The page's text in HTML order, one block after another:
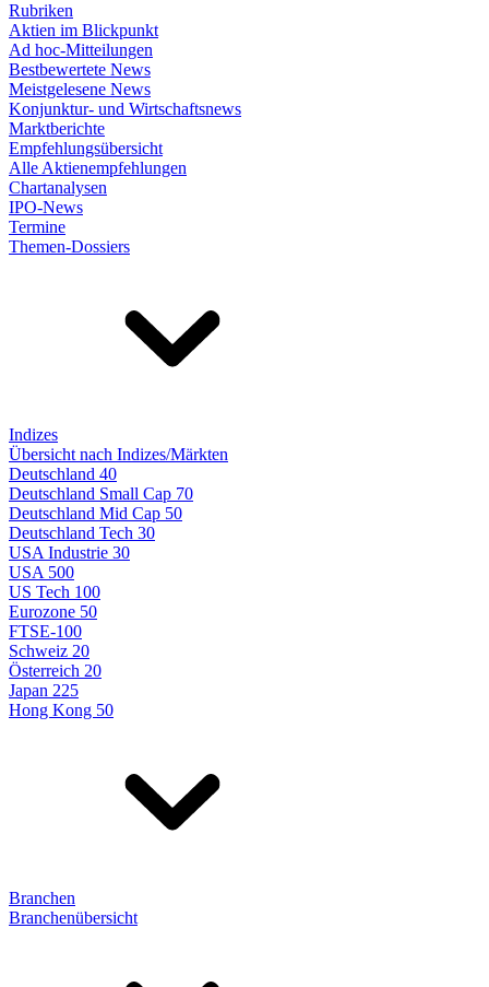
Rubriken
Aktien im Blickpunkt
Ad hoc-Mitteilungen
Bestbewertete News
Meistgelesene News
Konjunktur- und Wirtschaftsnews
Marktberichte
Empfehlungsübersicht
Alle Aktienempfehlungen
Chartanalysen
IPO-News
Termine
Themen-Dossiers
Indizes
Übersicht nach Indizes/Märkten
Deutschland 40
Deutschland Small Cap 70
Deutschland Mid Cap 50
Deutschland Tech 30
USA Industrie 30
USA 500
US Tech 100
Eurozone 50
FTSE-100
Schweiz 20
Österreich 20
Japan 225
Hong Kong 50
Branchen
Branchenübersicht